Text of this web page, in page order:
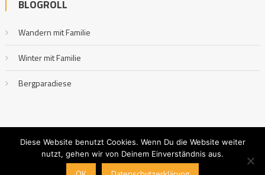
BLOGROLL
Wandern mit Familie
Winter mit Familie
Bergparadiese
Outdoor mit Familie|Editorial byMysteryThemes
Diese Website benutzt Cookies. Wenn Du die Website weiter
nutzt, gehen wir von Deinem Einverständnis aus.